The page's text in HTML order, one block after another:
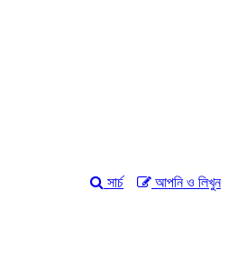
আপনি ও লিখুন
সার্চ